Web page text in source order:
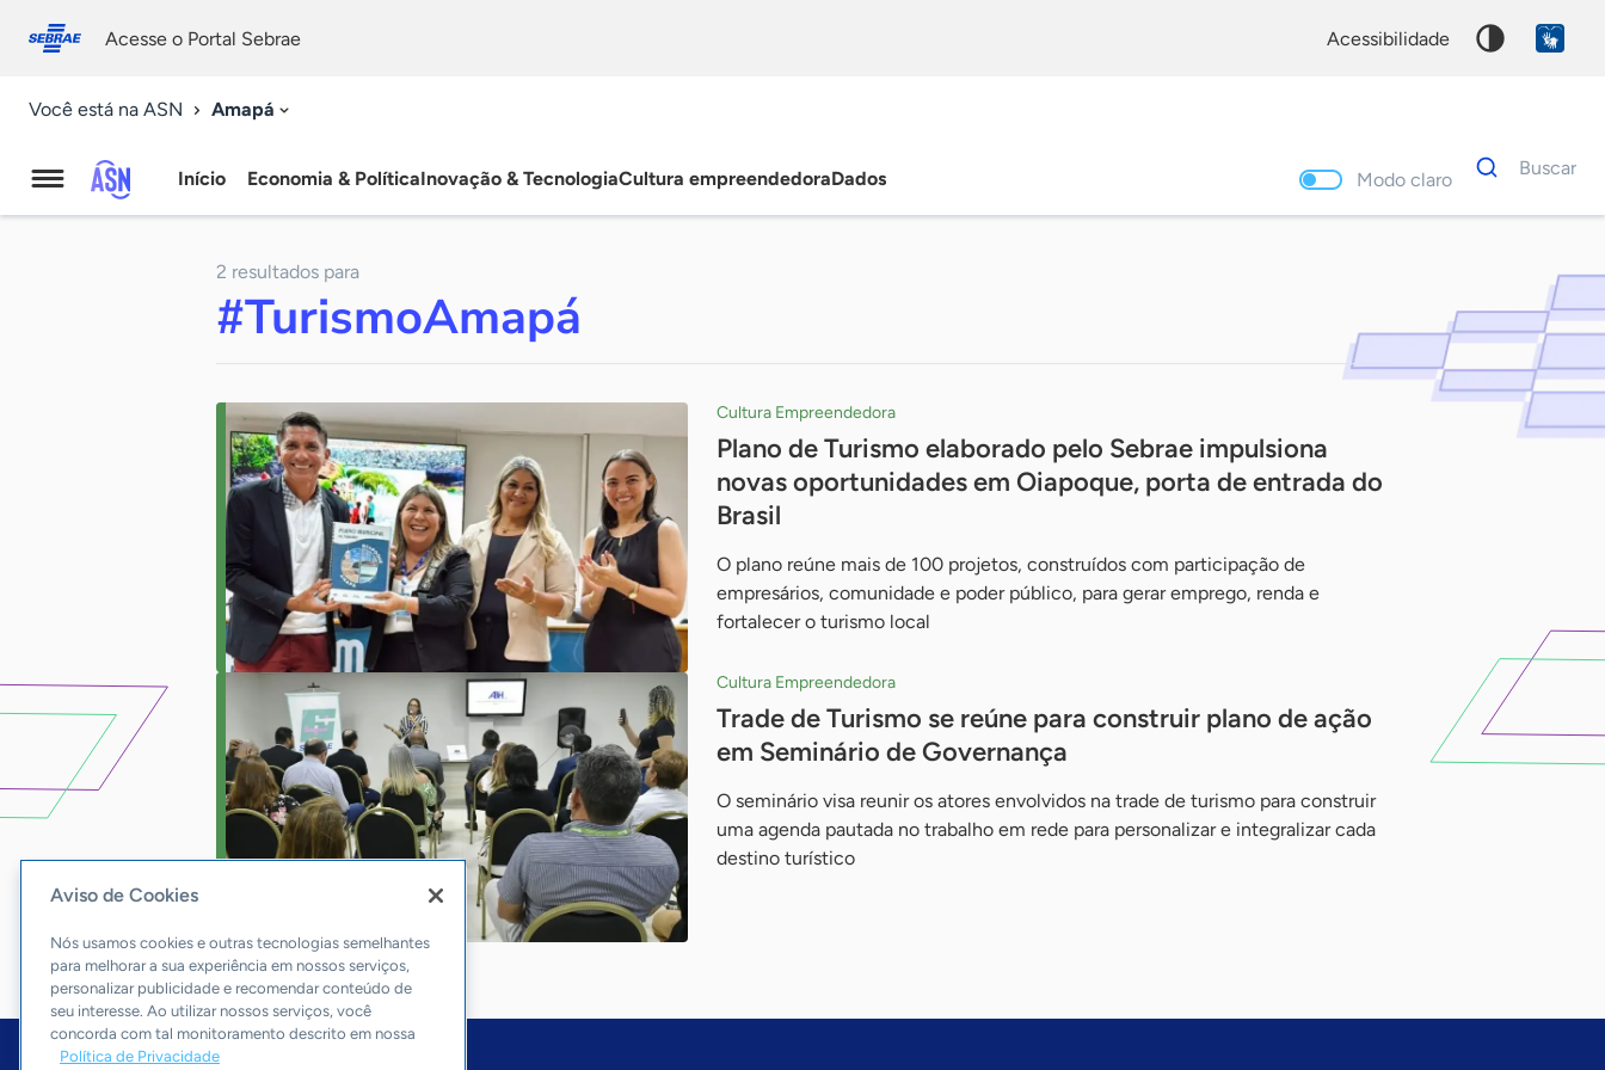
conosco
Acesse o Portal Sebrae acessibilidade
Você está na ASN Amapá
Agência
Notícias
Início Economia & PolíticaInovação & TecnologiaCultura empreendedoraDados Modo claro
Dados
para
Buscar
2 resultados para
#TurismoAmapá
Cultura Empreendedora
Plano de Turismo elaborado pelo Sebrae impulsiona
novas oportunidades em Oiapoque, porta de entrada do
Brasil
O plano reúne mais de 100 projetos, construídos com participação de
empresários, comunidade e poder público, para gerar emprego, renda e
fortalecer o turismo local
Cultura Empreendedora
Trade de Turismo se reúne para construir plano de ação
em Seminário de Governança
O seminário visa reunir os atores envolvidos na trade de turismo para construir
uma agenda pautada no trabalho em rede para personalizar e integralizar cada
destino turístico
Aviso de Cookies
Nós usamos cookies e outras tecnologias semelhantes
para melhorar a sua experiência em nossos serviços,
personalizar publicidade e recomendar conteúdo de
seu interesse. Ao utilizar nossos serviços, você
concorda com tal monitoramento descrito em nossa
Política de Privacidade